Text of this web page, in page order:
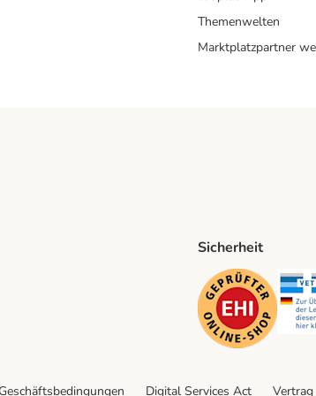
Themenwelten
Marktplatzpartner
Method
Sicherheit
Digital Services Act